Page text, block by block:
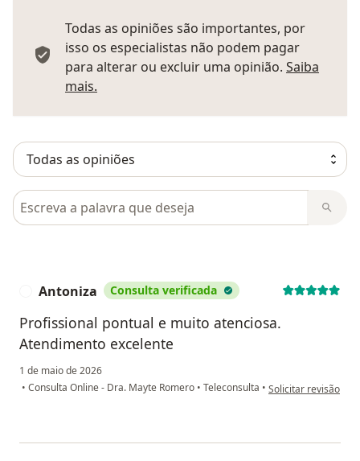
Todas as opiniões são importantes, por
isso os especialistas não podem pagar
para alterar ou excluir uma opinião. Saiba
mais.
Pesquisar em opiniões
Antoniza Consulta verificada
Profissional pontual e muito atenciosa.
Atendimento excelente
1 de maio de 2026
• Consulta Online - Dra. Mayte Romero • Teleconsulta • na opinião do
Solicitar revisão